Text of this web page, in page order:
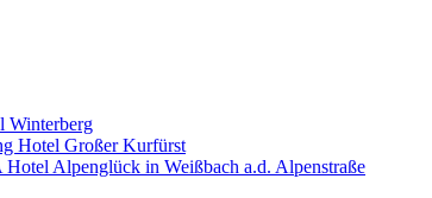
Winterberg
Hotel Großer Kurfürst
Alpenglück in Weißbach a.d. Alpenstraße